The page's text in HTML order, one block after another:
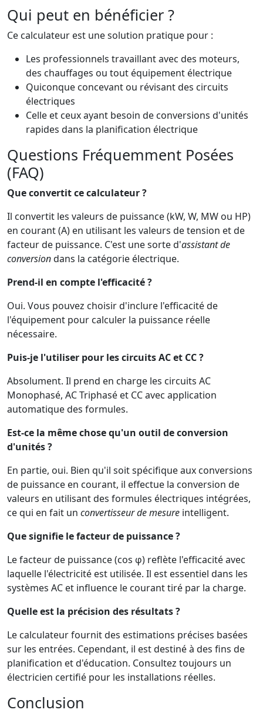
Qui peut en bénéficier ?
Ce calculateur est une solution pratique pour :
Les professionnels travaillant avec des moteurs,
des chauffages ou tout équipement électrique
Quiconque concevant ou révisant des circuits
électriques
Celle et ceux ayant besoin de conversions d'unités
rapides dans la planification électrique
Questions Fréquemment Posées
(FAQ)
Que convertit ce calculateur ?
Il convertit les valeurs de puissance (kW, W, MW ou HP)
en courant (A) en utilisant les valeurs de tension et de
facteur de puissance. C'est une sorte d'assistant de
conversiondans la catégorie électrique.
Prend-il en compte l'efficacité ?
Oui. Vous pouvez choisir d'inclure l'efficacité de
l'équipement pour calculer la puissance réelle
nécessaire.
Puis-je l'utiliser pour les circuits AC et CC ?
Absolument. Il prend en charge les circuits AC
Monophasé, AC Triphasé et CC avec application
automatique des formules.
Est-ce la même chose qu'un outil de conversion
d'unités ?
En partie, oui. Bien qu'il soit spécifique aux conversions
de puissance en courant, il effectue la conversion de
valeurs en utilisant des formules électriques intégrées,
ce qui en fait un convertisseur de mesure intelligent.
Que signifie le facteur de puissance ?
Le facteur de puissance (cos φ) reflète l'efficacité avec
laquelle l'électricité est utilisée. Il est essentiel dans les
systèmes AC et influence le courant tiré par la charge.
Quelle est la précision des résultats ?
Le calculateur fournit des estimations précises basées
sur les entrées. Cependant, il est destiné à des fins de
planification et d'éducation. Consultez toujours un
électricien certifié pour les installations réelles.
Conclusion